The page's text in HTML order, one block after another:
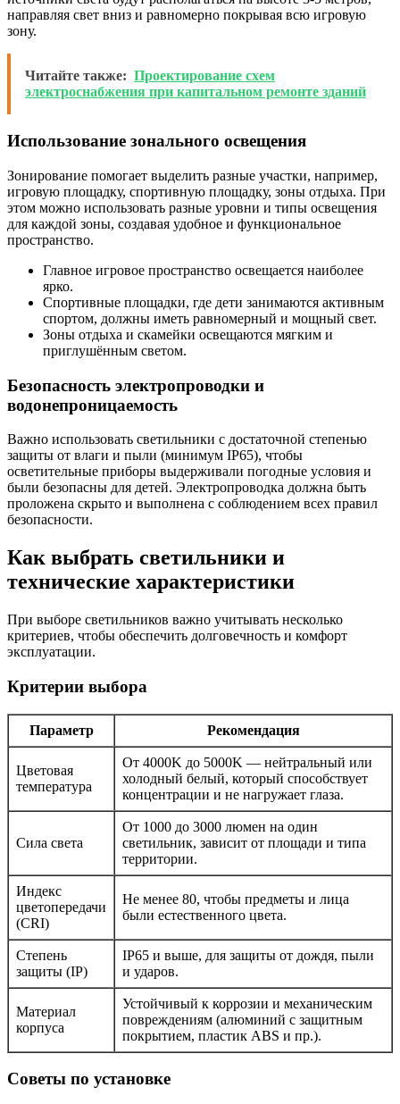
направляя свет вниз и равномерно покрывая всю игровую
зону.
Читайте также: Проектирование схем
электроснабжения при капитальном ремонте зданий
Использование зонального освещения
Зонирование помогает выделить разные участки, например,
игровую площадку, спортивную площадку, зоны отдыха. При
этом можно использовать разные уровни и типы освещения
для каждой зоны, создавая удобное и функциональное
пространство.
Главное игровое пространство освещается наиболее
ярко.
Спортивные площадки, где дети занимаются активным
спортом, должны иметь равномерный и мощный свет.
Зоны отдыха и скамейки освещаются мягким и
приглушённым светом.
Безопасность электропроводки и
водонепроницаемость
Важно использовать светильники с достаточной степенью
защиты от влаги и пыли (минимум IP65), чтобы
осветительные приборы выдерживали погодные условия и
были безопасны для детей. Электропроводка должна быть
проложена скрыто и выполнена с соблюдением всех правил
безопасности.
Как выбрать светильники и
технические характеристики
При выборе светильников важно учитывать несколько
критериев, чтобы обеспечить долговечность и комфорт
эксплуатации.
Критерии выбора
Параметр Рекомендация
Цветовая
температура
От 4000K до 5000K — нейтральный или
холодный белый, который способствует
концентрации и не нагружает глаза.
Сила света
От 1000 до 3000 люмен на один
светильник, зависит от площади и типа
территории.
Индекс
цветопередачи
(CRI)
Не менее 80, чтобы предметы и лица
были естественного цвета.
Степень
защиты (IP)
IP65 и выше, для защиты от дождя, пыли
и ударов.
Материал
корпуса
Устойчивый к коррозии и механическим
повреждениям (алюминий с защитным
покрытием, пластик ABS и пр.).
Советы по установке